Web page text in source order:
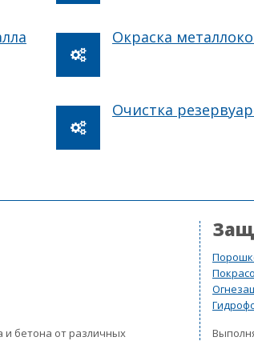
Окраска
Очистка
и бетона от различных